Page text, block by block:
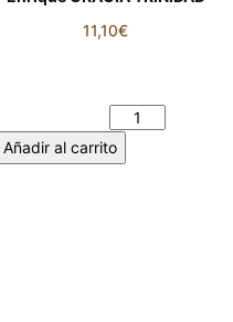
11,10€
Añadir al carrito